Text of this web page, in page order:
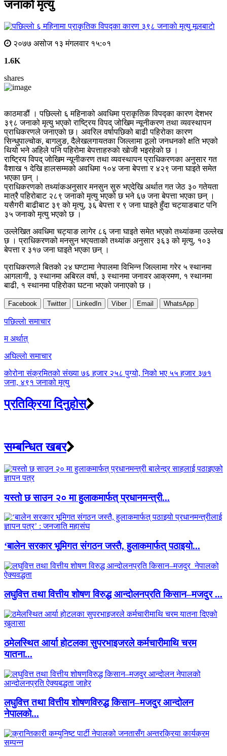
जनाकाे मृत्यु
मूलबाटाे
२०७७ असोज १३ मंगलवार १५:०१
1.6K
shares
काठमाडौं । पछिल्लाे ६ महिनाको अवधिमा प्राकृतिक विपद्का कारण देशभर
३९८ जनाको मृत्यु भएको राष्ट्रिय विपद् जोखिम न्यूनीकरण तथा व्यवस्थापन
प्राधिकरणले जनाएकाे छ। अवरिल वर्षापछिको बाढी पहिरोका कारण
सिन्धुपाल्चोक, बागलुङ, दैलेखलगायतका जिल्लामा ठूलो जनधनको क्षति भएको
थियो भने अहिले पनि पहिरोमा बेपत्ताहरुकाे खाेजी भइरहेकाे छ ।
राष्ट्रिय विपद् जोखिम न्यूनीकरण तथा व्यवस्थापन प्राधिकरणका अनुसार गत
वैशाख १ देखि हालसम्मको अवधिमा १०४ जना बेपत्ता र ४२९ जना घाइते समेत
भएका छन् ।
प्राधिकरणको तथ्यांकअनुसार मनसुन सुरु भएदेखि अर्थात गत जेठ ३० गतेयता
मात्रै पहिरोबाट २८९ जनाको मृत्यु भएको छ भने ६७ जना बेपत्ता भएका छन् ।
यसैगरी बाढीबाट ३९ को मृत्यु, ३६ बेपत्ता र ९ जना घाइते हुँदा चट्याङबाट पनि
३५ जनाको मृत्यु भएको छ ।
उल्लेखित अवधिमा चट्याङ लागेर ८६ जना घाइते समेत भएको तथ्यांकमा उल्लेख
छ । प्राधिकरणको मनसुन भएयताको तथ्यांक अनुसार ३६३ को मृत्यु, १०३
बेपत्ता र ३१७ जना घाइते भएका छन् ।
प्राधिकरणले बितको २४ घण्टामा नेपालमा विभिन्न जिल्लामा गरेर ५ स्थानमा
आगलागी, ३ स्थानमा अबिरल वर्षा, ३ स्थानमा जनावर आक्रमण, १ स्थानमा
बाढी, १ स्थानमा पहिरोका घटना भएको जनाएको छ ।
Facebook Twitter LinkedIn Viber Email WhatsApp
Post
navigation
पछिल्लाे समाचार
म अर्थात्
अघिल्लाे समाचार
कोरोना संक्रमितको संख्या ७६ हजार २५८ पुग्यो, निको भए ५५ हजार ३७१
जना, ४९१ जनाको मृत्यु
प्रतिक्रिया दिनुहोस्
सम्बन्धित खबर
यस्तो छ साउन २० मा हुलाकमार्फत् प्रधानमन्त्री...
‘बालेन सरकार भूमिगत संगठन जस्तै, हुलाकमार्फत् पठाइयो...
लघुवित्त तथा वित्तीय शोषण विरुद्ध आन्दोलनप्रति किसान–मजदुर ...
ठमेलस्थित आर्या होटलका सुपरभाइजरले कर्मचारीमाथि चरम
यातना...
लघुवित्त तथा वित्तीय शोषणविरुद्ध किसान–मजदुर आन्दोलन
नेपालको...